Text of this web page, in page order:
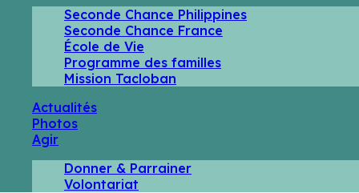
Seconde Chance Philippines
Seconde Chance France
École de Vie
Programme des familles
Mission Tacloban
Actualités
Photos
Agir
Donner & Parrainer
Volontariat